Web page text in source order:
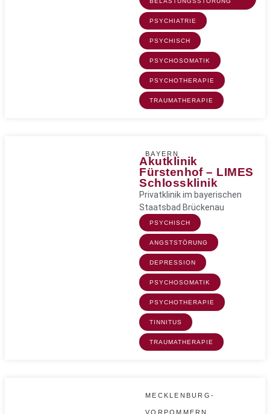
PSYCHIATRIE
PSYCHISCH
PSYCHOSOMATIK
PSYCHOTHERAPIE
TRAUMATHERAPIE
BAYERN
Akutklinik
Fürstenhof – LIMES
Schlossklinik
Privatklinik im bayerischen
Staatsbad Brückenau
PSYCHISCH
ANGSTSTÖRUNG
DEPRESSION
PSYCHOSOMATIK
PSYCHOTHERAPIE
TINNITUS
TRAUMATHERAPIE
MECKLENBURG-
VORPOMMERN